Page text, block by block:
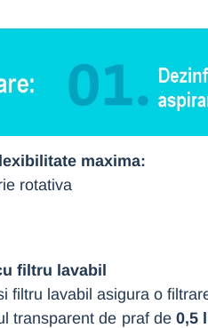
maxima:
rotativa
filtru lavabil
filtru lavabil asigura o
transparent de praf de0,5